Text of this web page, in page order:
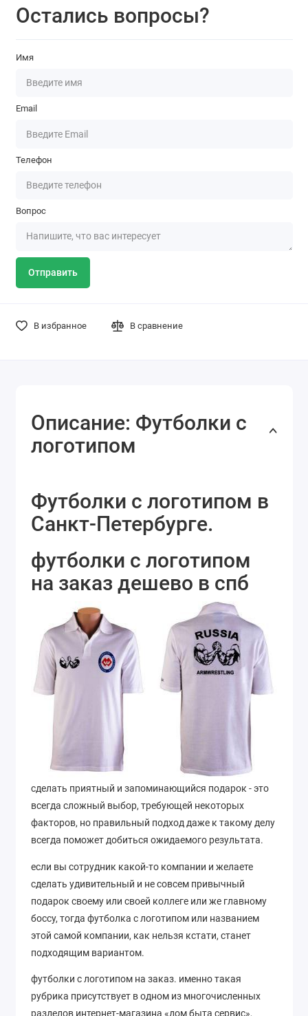
Остались вопросы?
Имя
Email
Телефон
Вопрос
Отправить
В избранное В сравнение
Описание: Футболки с
логотипом
Футболки с логотипом в
Санкт-Петербурге.
футболки с логотипом
на заказ дешево в спб
сделать приятный и запоминающийся подарок - это
всегда сложный выбор, требующей некоторых
факторов, но правильный подход даже к такому делу
всегда поможет добиться ожидаемого результата.
если вы сотрудник какой-то компании и желаете
сделать удивительный и не совсем привычный
подарок своему или своей коллеге или же главному
боссу, тогда футболка с логотипом или названием
этой самой компании, как нельзя кстати, станет
подходящим вариантом.
футболки с логотипом на заказ. именно такая
рубрика присутствует в одном из многочисленных
разделов интернет-магазина «дом быта сервис»,